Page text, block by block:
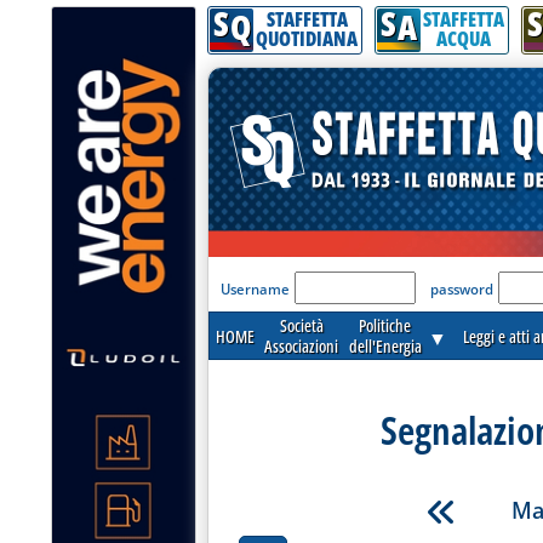
SQ STAFFETTA
QUOTIDIANA SA STAFFETTA
ACQUA S
'Modulo Login per
Username password
HOME
Società
Associazioni
Politiche
dell'Energia ▼ Leggi e atti